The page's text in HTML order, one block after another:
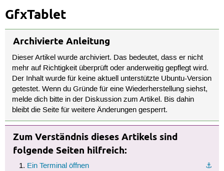
GfxTablet
Archivierte Anleitung
Dieser Artikel wurde archiviert. Das bedeutet, dass er nicht
mehr auf Richtigkeit überprüft oder anderweitig gepflegt wird.
Der Inhalt wurde für keine aktuell unterstützte Ubuntu-Version
getestet. Wenn du Gründe für eine Wiederherstellung siehst,
melde dich bitte in der Diskussion zum Artikel. Bis dahin
bleibt die Seite für weitere Änderungen gesperrt.
Zum Verständnis dieses Artikels sind
folgende Seiten hilfreich:
⚓︎
Ein Terminal öffnen